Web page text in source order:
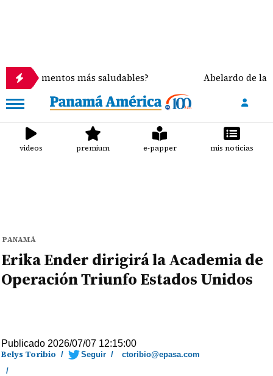
más saludables? Abelardo de la Espriella
videos premium e-papper mis noticias
PANAMÁ
Erika Ender dirigirá la Academia de
Operación Triunfo Estados Unidos
Publicado 2026/07/07 12:15:00
Belys Toribio / Seguir /
ctoribio@epasa.com
/